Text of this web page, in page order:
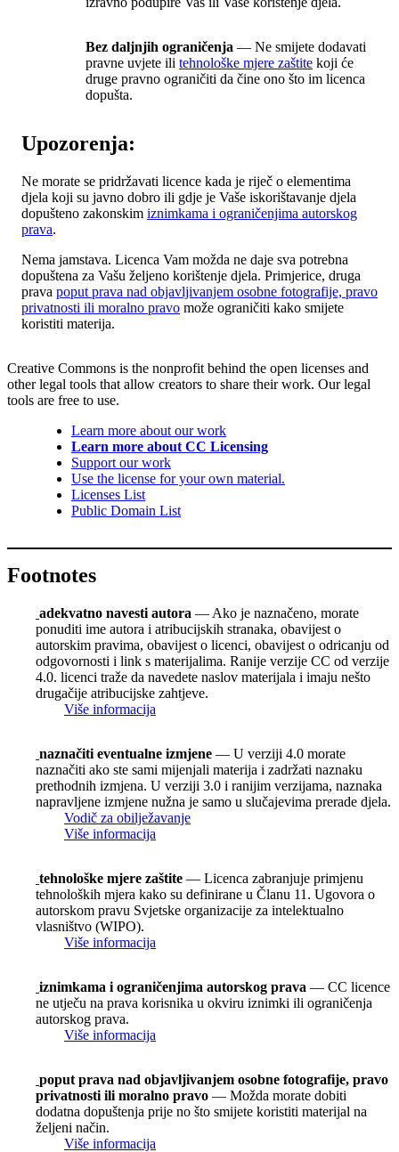
Bez daljnjih ograničenja — Ne smijete dodavati
pravne uvjete ili tehnološke mjere zaštite koji će
druge pravno ograničiti da čine ono što im licenca
dopušta.
Upozorenja:
Ne morate se pridržavati licence kada je riječ o elementima
djela koji su javno dobro ili gdje je Vaše iskorištavanje djela
dopušteno zakonskim iznimkama i ograničenjima autorskog
prava.
Nema jamstava. Licenca Vam možda ne daje sva potrebna
dopuštena za Vašu željeno korištenje djela. Primjerice, druga
prava poput prava nad objavljivanjem osobne fotografije, pravo
privatnosti ili moralno pravo može ograničiti kako smijete
koristiti materija.
Creative Commons is the nonprofit behind the open licenses and
other legal tools that allow creators to share their work. Our legal
tools are free to use.
Learn more about our work
Learn more about CC Licensing
Support our work
Use the license for your own material.
Licenses List
Public Domain List
Footnotes
adekvatno navesti autora — Ako je naznačeno, morate
ponuditi ime autora i atribucijskih stranaka, obavijest o
autorskim pravima, obavijest o licenci, obavijest o odricanju od
odgovornosti i link s materijalima. Ranije verzije CC od verzije
4.0. licenci traže da navedete naslov materijala i imaju nešto
drugačije atribucijske zahtjeve.
Više informacija
naznačiti eventualne izmjene — U verziji 4.0 morate
naznačiti ako ste sami mijenjali materija i zadržati naznaku
prethodnih izmjena. U verziji 3.0 i ranijim verzijama, naznaka
napravljene izmjene nužna je samo u slučajevima prerade djela.
Vodič za obilježavanje
Više informacija
tehnološke mjere zaštite — Licenca zabranjuje primjenu
tehnoloških mjera kako su definirane u Članu 11. Ugovora o
autorskom pravu Svjetske organizacije za intelektualno
vlasništvo (WIPO).
Više informacija
iznimkama i ograničenjima autorskog prava — CC licence
ne utječu na prava korisnika u okviru iznimki ili ograničenja
autorskog prava.
Više informacija
poput prava nad objavljivanjem osobne fotografije, pravo
privatnosti ili moralno pravo — Možda morate dobiti
dodatna dopuštenja prije no što smijete koristiti materijal na
željeni način.
Više informacija